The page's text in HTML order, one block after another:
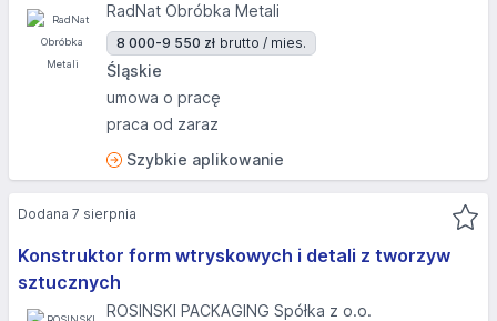
RadNat Obróbka Metali
8 000-9 550 zł brutto / mies.
Śląskie
umowa o pracę
praca od zaraz
Szybkie aplikowanie
Konstruktor form wtryskowych i detali z tworzyw
sztucznych
ROSINSKI PACKAGING Spółka z o.o.
Dodana 7 sierpnia